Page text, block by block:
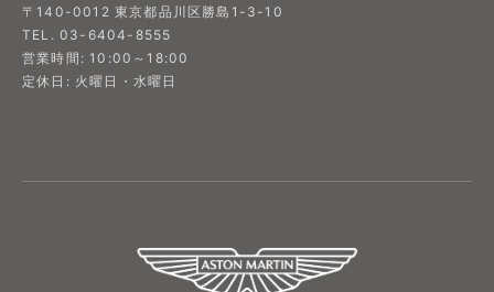
〒140-0012 東京都品川区勝島1-3-10
TEL. 03-6404-8555
営業時間: 10:00～18:00
定休日: 火曜日・水曜日